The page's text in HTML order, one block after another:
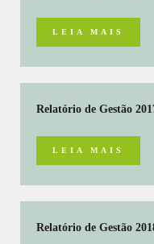
LEIA MAIS
Relatório de Gestão
LEIA MAIS
Relatório de Gestão